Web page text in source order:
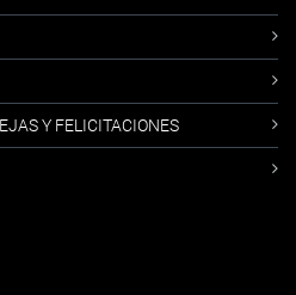
Y FELICITACIONES